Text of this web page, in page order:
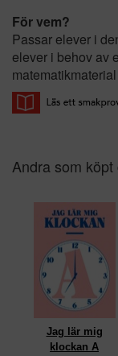
För vem?
Passar elever i
elever i behov av
Andra som
Jag lär mig
klockan A